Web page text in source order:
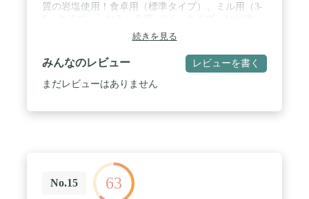
質の岩塩使用！食卓用（標準タイプ）、ミル用（3-
方は色々、お客様の生活スタイルに合わせてお買い
求めてください。賞味期限はありませんので、まと
め買いがお得！壮大なロマンの結晶ヒマラヤ岩塩を
ご賞味ください。 / ✅ヒマラヤ岩塩が選ばれる理由
ヒマラヤ岩塩100％使用 ヒマラヤ岩塩の中でも最高
ンガンなどたっぷり！ ナトリウム・カルシウム・カ
リウム・マグネシウム・鉄・マンガンなどのほかに
ミネラルが多く含まれていると言われています。 ま
続きを見る
みんなのレビュー レビューを書く
まだレビューはありません
No.15 63